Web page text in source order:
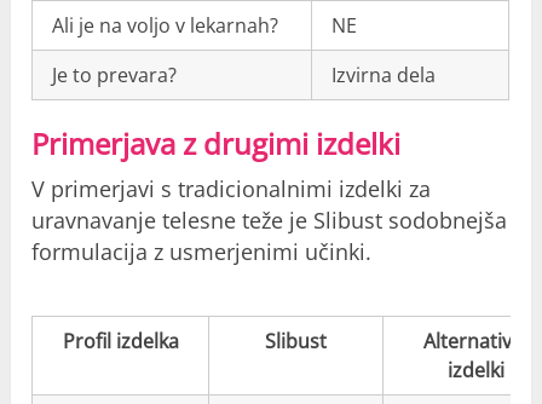
Ali je na voljo v lekarnah?
NE
Je to prevara?
Izvirna dela
Primerjava z drugimi izdelki
V primerjavi s tradicionalnimi izdelki za
uravnavanje telesne teže je Slibust sodobnejša
formulacija z usmerjenimi učinki.
Profil izdelka Slibust
Alternativni
izdelki